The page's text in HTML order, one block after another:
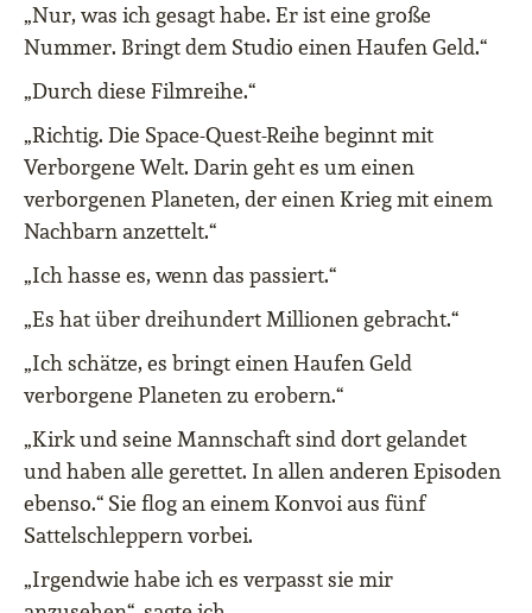
„Nur, was ich gesagt habe. Er ist eine große
Nummer. Bringt dem Studio einen Haufen Geld.“
„Durch diese Filmreihe.“
„Richtig. Die Space-Quest-Reihe beginnt mit
Verborgene Welt. Darin geht es um einen
verborgenen Planeten, der einen Krieg mit einem
Nachbarn anzettelt.“
„Ich hasse es, wenn das passiert.“
„Es hat über dreihundert Millionen gebracht.“
„Ich schätze, es bringt einen Haufen Geld
verborgene Planeten zu erobern.“
„Kirk und seine Mannschaft sind dort gelandet
und haben alle gerettet. In allen anderen Episoden
ebenso.“ Sie flog an einem Konvoi aus fünf
Sattelschleppern vorbei.
„Irgendwie habe ich es verpasst sie mir